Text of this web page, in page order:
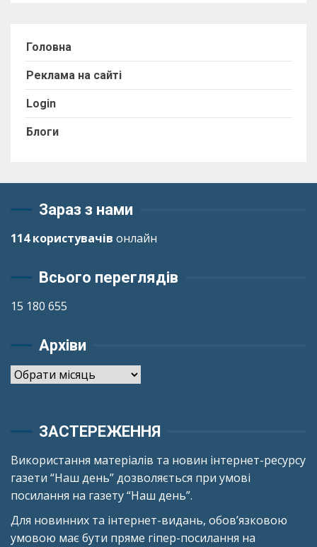
Головна
Реклама на сайті
Login
Блоги
Зараз з нами
114 користувачів онлайн
Всього переглядів
15 180 655
Архіви
Архіви
ЗАСТЕРЕЖЕННЯ
Використання матеріалів та новин інтернет-ресурсу
газети “Наш день” дозволяється при умові
посилання на газету “Наш день”.
Для новинних та інтернет-видань, обов’язковою
умовою має бути пряме гіпер-посилання на